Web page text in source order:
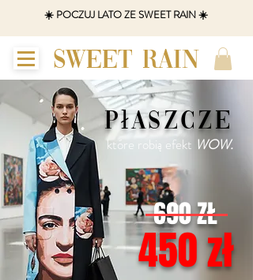
☀️ POCZUJ LATO ZE SWEET RAIN ☀️
SWEET RAIN
płaszcze
które robią efekt WOW.
690 ZŁ
450 zł